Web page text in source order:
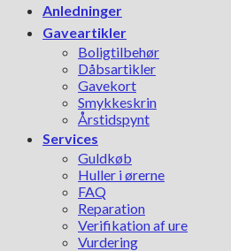
Anledninger
Gaveartikler
Boligtilbehør
Dåbsartikler
Gavekort
Smykkeskrin
Årstidspynt
Services
Guldkøb
Huller i ørerne
FAQ
Reparation
Verifikation af ure
Vurdering